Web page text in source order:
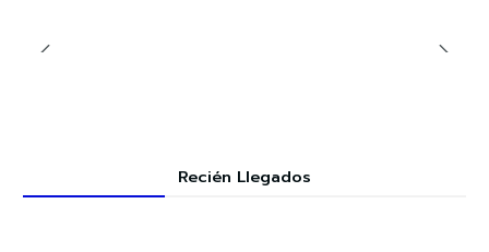
Recién Llegados